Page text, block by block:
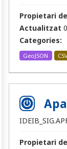
Propietari
Actualitzat
Categories:
GeoJSON
Propietari